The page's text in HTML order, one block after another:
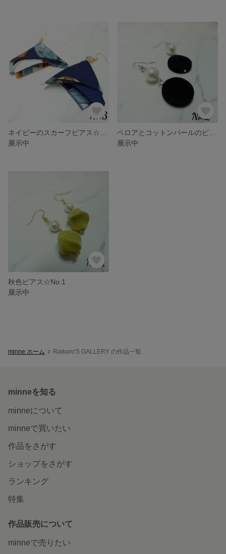
展示中
展示中
秋色ピアス☆No.1
展示中
minne ホーム Raikuro'S GALLERY の作品一覧
minneを知る
minneについて
minneで買いたい
作品をさがす
ショップをさがす
ランキング
特集
作品販売について
minneで売りたい